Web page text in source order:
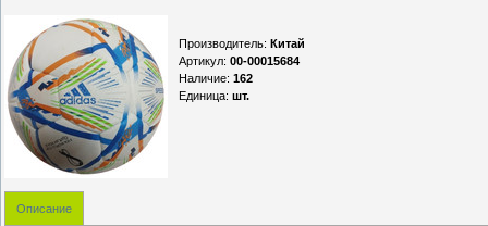
Производитель: Китай
Артикул: 00-00015684
Наличие: 162
Единица: шт.
Описание